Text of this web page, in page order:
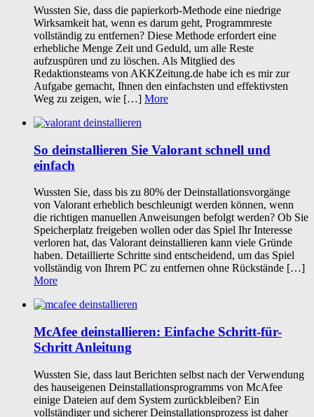
Wussten Sie, dass die papierkorb-Methode eine niedrige
Wirksamkeit hat, wenn es darum geht, Programmreste
vollständig zu entfernen? Diese Methode erfordert eine
erhebliche Menge Zeit und Geduld, um alle Reste
aufzuspüren und zu löschen. Als Mitglied des
Redaktionsteams von AKKZeitung.de habe ich es mir zur
Aufgabe gemacht, Ihnen den einfachsten und effektivsten
Weg zu zeigen, wie […] More
So deinstallieren Sie Valorant schnell und
einfach
Wussten Sie, dass bis zu 80% der Deinstallationsvorgänge
von Valorant erheblich beschleunigt werden können, wenn
die richtigen manuellen Anweisungen befolgt werden? Ob Sie
Speicherplatz freigeben wollen oder das Spiel Ihr Interesse
verloren hat, das Valorant deinstallieren kann viele Gründe
haben. Detaillierte Schritte sind entscheidend, um das Spiel
vollständig von Ihrem PC zu entfernen ohne Rückstände […]
More
McAfee deinstallieren: Einfache Schritt-für-
Schritt Anleitung
Wussten Sie, dass laut Berichten selbst nach der Verwendung
des hauseigenen Deinstallationsprogramms von McAfee
einige Dateien auf dem System zurückbleiben? Ein
vollständiger und sicherer Deinstallationsprozess ist daher